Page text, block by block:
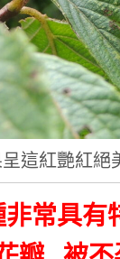
這紅艷紅絕
常具有